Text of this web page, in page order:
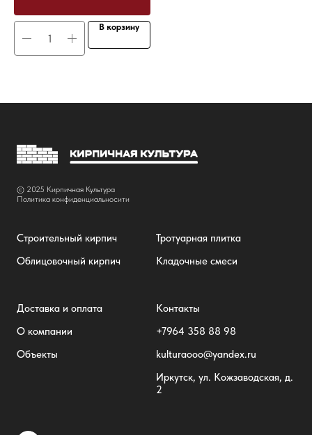
В корзину
© 2025 Кирпичная Культура
Политика конфиденциальносити
Строительный кирпич
Облицовочный кирпич
Тротуарная плитка
Кладочные смеси
Доставка и оплата
О компании
Объекты
Контакты
+7964 358 88 98
kulturaooo@yandex.ru
Иркутск, ул. Кожзаводская, д.
2